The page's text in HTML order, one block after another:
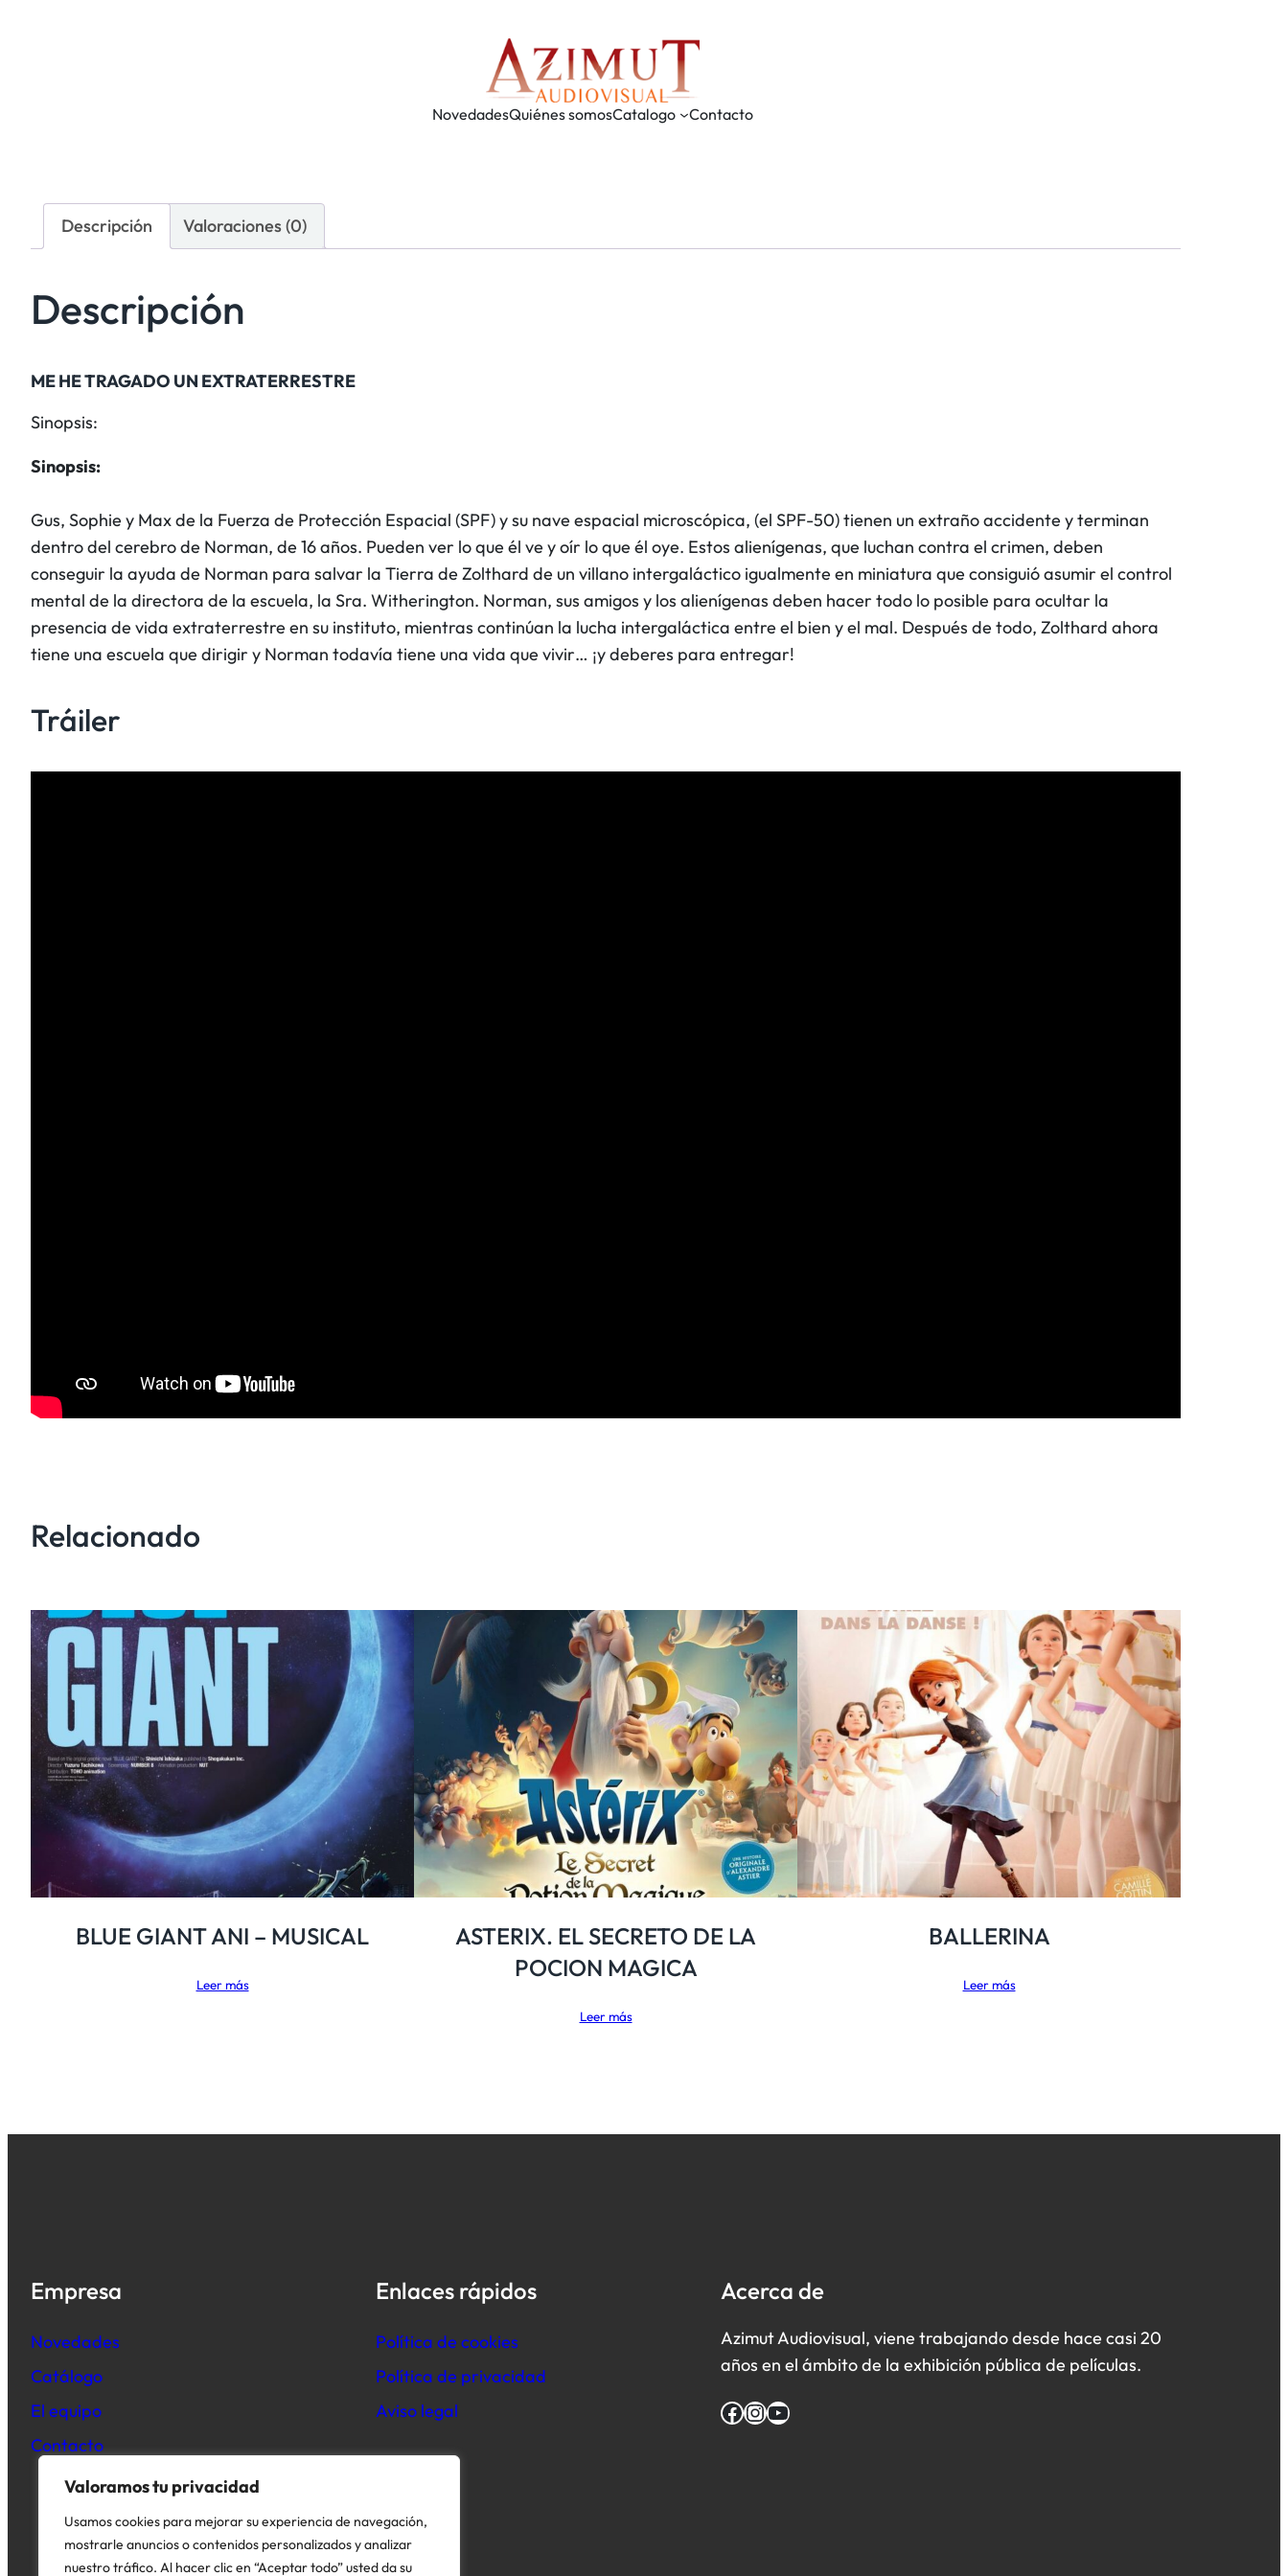
Valoramos tu privacidad
Usamos cookies para mejorar su experiencia de navegación,
mostrarle anuncios o contenidos personalizados y analizar
nuestro tráfico. Al hacer clic en “Aceptar todo” usted da su
NovedadesQuiénes somosCatalogo Contacto
Descripción Valoraciones (0)
Descripción
ME HE TRAGADO UN EXTRATERRESTRE
Sinopsis:
Sinopsis:
Gus, Sophie y Max de la Fuerza de Protección Espacial (SPF) y su nave espacial microscópica, (el SPF-50) tienen un extraño accidente y terminan
dentro del cerebro de Norman, de 16 años. Pueden ver lo que él ve y oír lo que él oye. Estos alienígenas, que luchan contra el crimen, deben
conseguir la ayuda de Norman para salvar la Tierra de Zolthard de un villano intergaláctico igualmente en miniatura que consiguió asumir el control
mental de la directora de la escuela, la Sra. Witherington. Norman, sus amigos y los alienígenas deben hacer todo lo posible para ocultar la
presencia de vida extraterrestre en su instituto, mientras continúan la lucha intergaláctica entre el bien y el mal. Después de todo, Zolthard ahora
tiene una escuela que dirigir y Norman todavía tiene una vida que vivir… ¡y deberes para entregar!
Tráiler
Relacionado
BLUE GIANT ANI – MUSICAL
Leer más
ASTERIX. EL SECRETO DE LA
POCION MAGICA
Leer más
BALLERINA
Leer más
Empresa
Novedades
Catálogo
El equipo
Contacto
Enlaces rápidos
Política de cookies
Política de privacidad
Aviso legal
Acerca de
Azimut Audiovisual, viene trabajando desde hace casi 20
años en el ámbito de la exhibición pública de películas.
Facebook InstagramYouTube